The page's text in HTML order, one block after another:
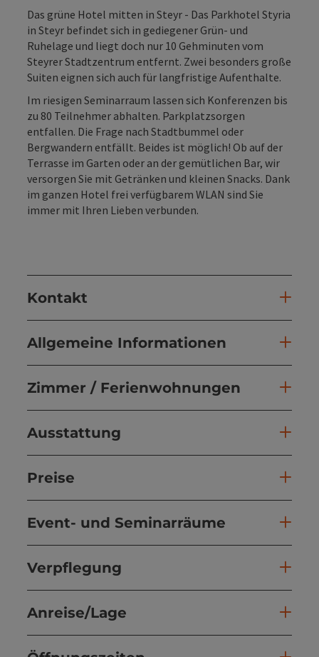
Das grüne Hotel mitten in Steyr - Das Parkhotel Styria
in Steyr befindet sich in gediegener Grün- und
Ruhelage und liegt doch nur 10 Gehminuten vom
Steyrer Stadtzentrum entfernt. Zwei besonders große
Suiten eignen sich auch für langfristige Aufenthalte.
Im riesigen Seminarraum lassen sich Konferenzen bis
zu 80 Teilnehmer abhalten. Parkplatzsorgen
entfallen. Die Frage nach Stadtbummel oder
Bergwandern entfällt. Beides ist möglich! Ob auf der
Terrasse im Garten oder an der gemütlichen Bar, wir
versorgen Sie mit Getränken und kleinen Snacks. Dank
im ganzen Hotel frei verfügbarem WLAN sind Sie
immer mit Ihren Lieben verbunden.
Kontakt
Allgemeine Informationen
Zimmer / Ferienwohnungen
Ausstattung
Preise
Event- und Seminarräume
Verpflegung
Anreise/Lage